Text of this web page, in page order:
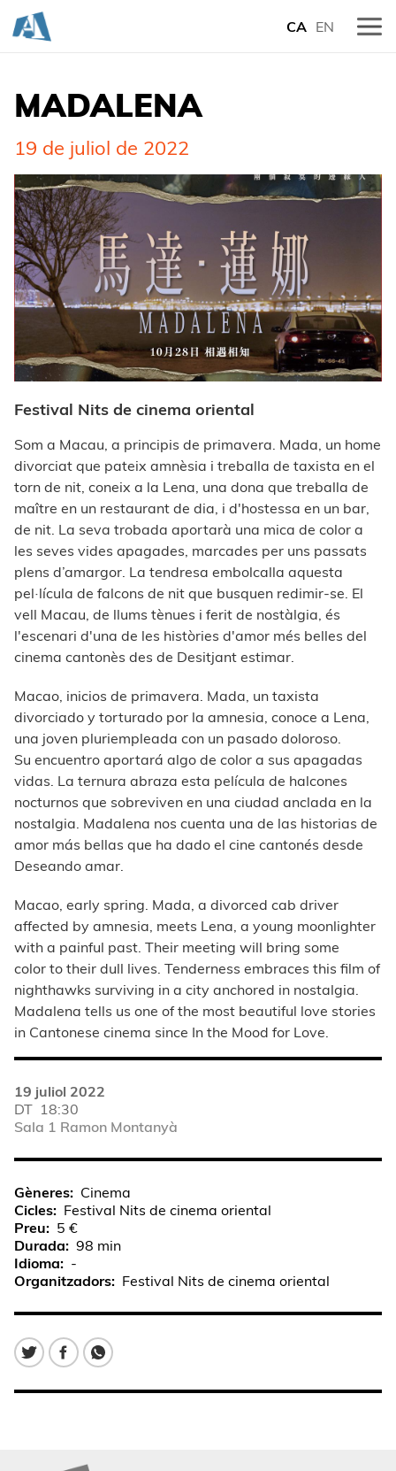
CA EN
MADALENA
19 de juliol de 2022
Festival Nits de cinema oriental
Som a Macau, a principis de primavera. Mada, un home
divorciat que pateix amnèsia i treballa de taxista en el
torn de nit, coneix a la Lena, una dona que treballa de
maître en un restaurant de dia, i d'hostessa en un bar,
de nit. La seva trobada aportarà una mica de color a
les seves vides apagades, marcades per uns passats
plens d’amargor. La tendresa embolcalla aquesta
pel·lícula de falcons de nit que busquen redimir-se. El
vell Macau, de llums tènues i ferit de nostàlgia, és
l'escenari d'una de les històries d'amor més belles del
cinema cantonès des de Desitjant estimar.
Macao, inicios de primavera. Mada, un taxista
divorciado y torturado por la amnesia, conoce a Lena,
una joven pluriempleada con un pasado doloroso.
Su encuentro aportará algo de color a sus apagadas
vidas. La ternura abraza esta película de halcones
nocturnos que sobreviven en una ciudad anclada en la
nostalgia. Madalena nos cuenta una de las historias de
amor más bellas que ha dado el cine cantonés desde
Deseando amar.
Macao, early spring. Mada, a divorced cab driver
affected by amnesia, meets Lena, a young moonlighter
with a painful past. Their meeting will bring some
color to their dull lives. Tenderness embraces this film of
nighthawks surviving in a city anchored in nostalgia.
Madalena tells us one of the most beautiful love stories
in Cantonese cinema since In the Mood for Love.
19 juliol 2022
DT 18:30
Sala 1 Ramon Montanyà
Gèneres
Cinema
Cicles
Festival Nits de cinema oriental
Preu
5 €
Durada
98 min
Idioma
-
Organitzadors
Festival Nits de cinema oriental